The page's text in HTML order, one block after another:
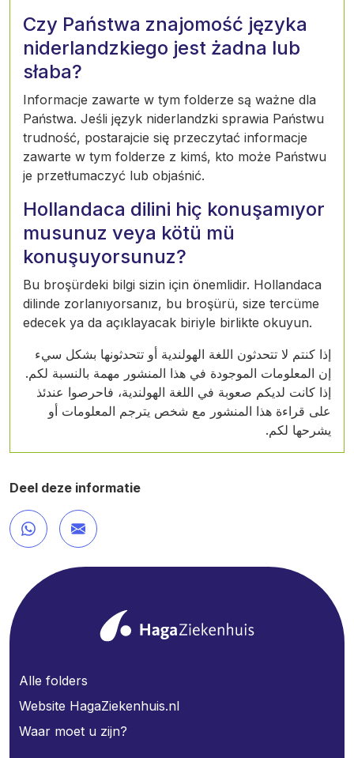
Czy Państwa znajomość języka
niderlandzkiego jest żadna lub
słaba?
Informacje zawarte w tym folderze są ważne dla
Państwa. Jeśli język niderlandzki sprawia Państwu
trudność, postarajcie się przeczytać informacje
zawarte w tym folderze z kimś, kto może Państwu
je przetłumaczyć lub objaśnić.
Hollandaca dilini hiç konuşamıyor
musunuz veya kötü mü
konuşuyorsunuz?
Bu broşürdeki bilgi sizin için önemlidir. Hollandaca
dilinde zorlanıyorsanız, bu broşürü, size tercüme
edecek ya da açıklayacak biriyle birlikte okuyun.
إذا كنتم لا تتحدثون اللغة الهولندية أو تتحدثونها بشكل سيء
إن المعلومات الموجودة في هذا المنشور مهمة بالنسبة لكم.
إذا كانت لديكم صعوبة في اللغة الهولندية، فاحرصوا عندئذ
على قراءة هذا المنشور مع شخص يترجم المعلومات أو
يشرحها لكم.
Deel deze informatie
Alle folders
Website HagaZiekenhuis.nl
Waar moet u zijn?